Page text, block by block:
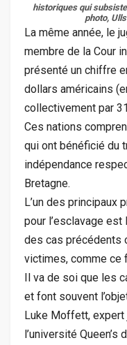
historiques qui
photo,
La même année, le
membre de la Cour
présenté un chiffre
dollars américains
collectivement par
Ces nations
qui ont bénéficié du
indépendance
Bretagne.
L’un des principaux
pour l’esclavage
des cas précédents
victimes, comme ce
Il va de soi que les
et font souvent
Luke Moffett,
l’université Queen’s